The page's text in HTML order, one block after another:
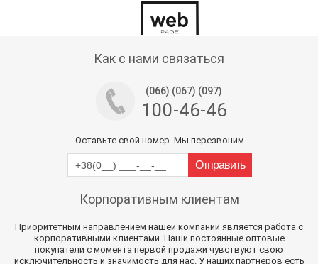
Как с нами связаться
(066) (067) (097)
100-46-46
Оставьте свой номер. Мы перезвоним
Корпоративным клиентам
Приоритетным направлением нашей компании является работа с
корпоративными клиентами. Наши постоянные оптовые
покупатели с момента первой продажи чувствуют свою
исключительность и значимость для нас. У наших партнеров есть